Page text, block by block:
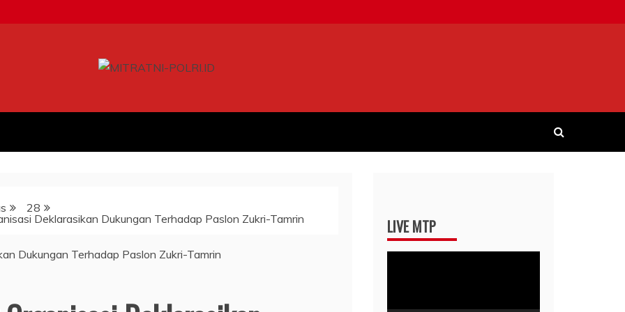
28
Deklarasikan Dukungan Terhadap Paslon Zukri-Tamrin
LIVE MTP